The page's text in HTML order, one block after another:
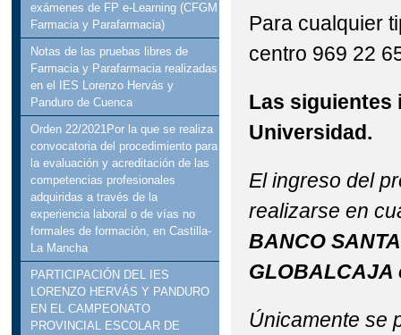
exámenes de FP e-Learning (CFGM
Farmacia y Parafarmacia)
Notas de las pruebas libres de
Farmacia y Parafarmacia realizadas
en el IES Lorenzo Hervás y
Panduro de Cuenca
Orden 22/2021Por la que se realiza
convocatoria del procedimiento para
la evaluación y acreditación de las
competencias profesionales
adquiridas a través de la
experiencia laboral o de vías no
formales de formación, en Castilla-
La Mancha
PARTICIPACIÓN DEL IES
LORENZO HERVÁS Y PANDURO
EN EL CAMPEONATO
PROVINCIAL ESCOLAR DE
Para cualquier
centro 969 22
Las siguientes
Universidad.
El ingreso del
realizarse en
BANCO
GLOBALCAJA
Únicamente se